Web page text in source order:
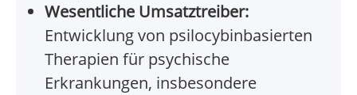
Wesentliche Umsatztreiber:
Entwicklung von psilocybinbasierten
Therapien für psychische
Erkrankungen, insbesondere